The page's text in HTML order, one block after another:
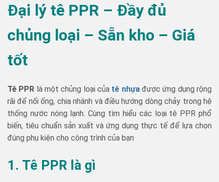
Đại lý tê PPR – Đầy đủ
chủng loại – Sẵn kho – Giá
tốt
Tê PPR là một chủng loại của tê nhựađược ứng dụng rộng
rãi để nối ống, chia nhánh và điều hướng dòng chảy trong hệ
thống nước nóng lạnh. Cùng tìm hiểu các loại tê PPR phổ
biến, tiêu chuẩn sản xuất và ứng dụng thực tế để lựa chọn
đúng phụ kiện cho công trình của bạn
1. Tê PPR là gì